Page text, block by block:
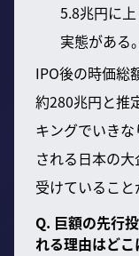
5.8兆円に
実態がある。
IPO後の時価総
約280兆円と推
キングでいき
される日本の
受けていること
Q. 巨額の先行
れる理由はどこ